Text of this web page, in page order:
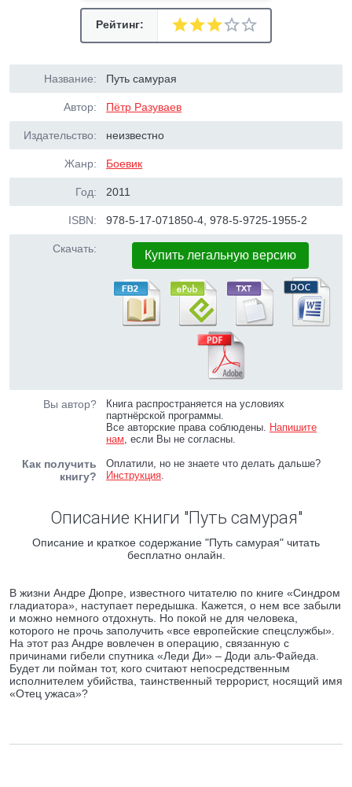
Рейтинг:
Название: Путь самурая
Автор: Пётр Разуваев
Издательство: неизвестно
Жанр: Боевик
Год: 2011
ISBN: 978-5-17-071850-4, 978-5-9725-1955-2
Скачать: Купить легальную версию
Вы автор?
Книга распространяется на условиях
партнёрской программы.
Все авторские права соблюдены. Напишите
нам, если Вы не согласны.
Как получить
книгу?
Оплатили, но не знаете что делать дальше?
Инструкция.
Описание книги "Путь самурая"
Описание и краткое содержание "Путь самурая" читать
бесплатно онлайн.
В жизни Андре Дюпре, известного читателю по книге «Синдром
гладиатора», наступает передышка. Кажется, о нем все забыли
и можно немного отдохнуть. Но покой не для человека,
которого не прочь заполучить «все европейские спецслужбы».
На этот раз Андре вовлечен в операцию, связанную с
причинами гибели спутника «Леди Ди» – Доди аль-Файеда.
Будет ли пойман тот, кого считают непосредственным
исполнителем убийства, таинственный террорист, носящий имя
«Отец ужаса»?